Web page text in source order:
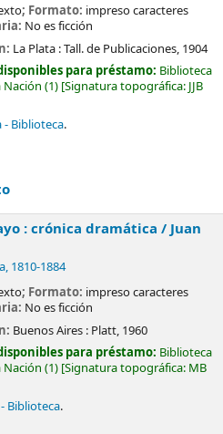
; Formato: impreso caracteres
No es ficción
La Plata :Tall. de Publicaciones, 1904
para préstamo: Biblioteca
Nación (1) Signatura topográfica: JJB
- Biblioteca.
: crónica dramática / Juan
, 1810-1884
; Formato: impreso caracteres
No es ficción
Buenos Aires : Platt, 1960
para préstamo: Biblioteca
Nación (1) Signatura topográfica: MB
Biblioteca.